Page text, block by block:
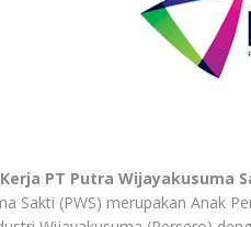
PT Putra Wijayakusuma
Sakti (PWS) merupakan Anak